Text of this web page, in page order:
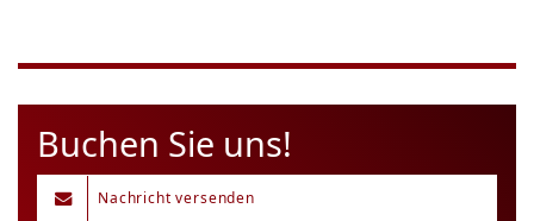
Buchen Sie uns!
Nachricht versenden